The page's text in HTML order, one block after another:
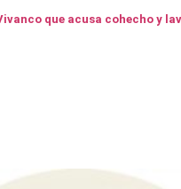
que acusa cohecho y